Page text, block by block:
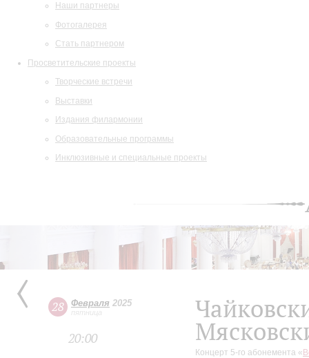
Наши партнеры
Фотогалерея
Стать партнером
Просветительские проекты
Творческие встречи
Выставки
Издания филармонии
Образовательные программы
Инклюзивные и специальные проекты
28 Февраля 2025
пятница
20:00
Концерт 5-го абонемента «